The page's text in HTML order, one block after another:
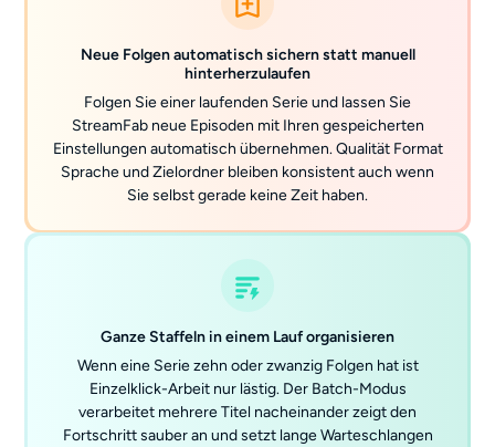
Neue Folgen automatisch sichern statt manuell
hinterherzulaufen
Folgen Sie einer laufenden Serie und lassen Sie
StreamFab neue Episoden mit Ihren gespeicherten
Einstellungen automatisch übernehmen. Qualität Format
Sprache und Zielordner bleiben konsistent auch wenn
Sie selbst gerade keine Zeit haben.
Ganze Staffeln in einem Lauf organisieren
Wenn eine Serie zehn oder zwanzig Folgen hat ist
Einzelklick-Arbeit nur lästig. Der Batch-Modus
verarbeitet mehrere Titel nacheinander zeigt den
Fortschritt sauber an und setzt lange Warteschlangen